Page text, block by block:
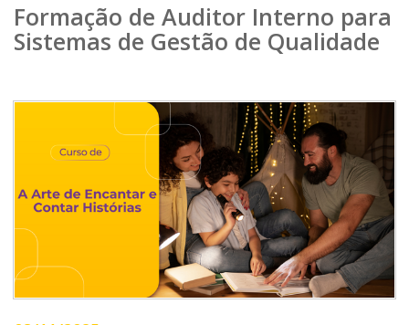
Formação de Auditor Interno para
Sistemas de Gestão de Qualidade